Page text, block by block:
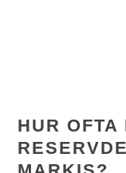
HUR